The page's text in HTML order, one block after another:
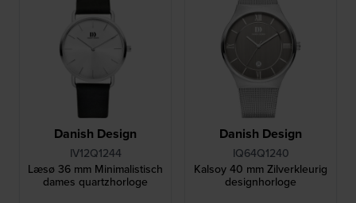
Danish Design
IV12Q1244
Læsø 36 mm Minimalistisch
dames quartzhorloge
Danish Design
IQ64Q1240
Kalsoy 40 mm Zilverkleurig
designhorloge